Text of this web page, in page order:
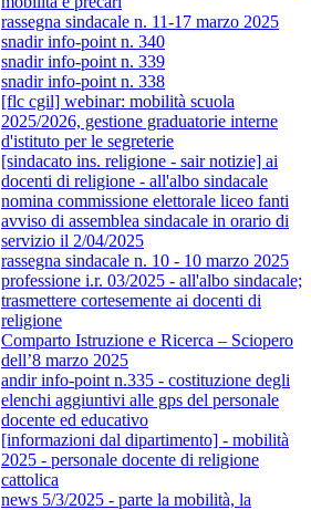
rassegna sindacale n. 11-17 marzo 2025
snadir info-point n. 340
snadir info-point n. 339
snadir info-point n. 338
[flc cgil] webinar: mobilità scuola
2025/2026, gestione graduatorie interne
d'istituto per le segreterie
[sindacato ins. religione - sair notizie] ai
docenti di religione - all'albo sindacale
nomina commissione elettorale liceo fanti
avviso di assemblea sindacale in orario di
servizio il 2/04/2025
rassegna sindacale n. 10 - 10 marzo 2025
professione i.r. 03/2025 - all'albo sindacale;
trasmettere cortesemente ai docenti di
religione
Comparto Istruzione e Ricerca – Sciopero
dell’8 marzo 2025
andir info-point n.335 - costituzione degli
elenchi aggiuntivi alle gps del personale
docente ed educativo
[informazioni dal dipartimento] - mobilità
2025 - personale docente di religione
cattolica
news 5/3/2025 - parte la mobilità, la